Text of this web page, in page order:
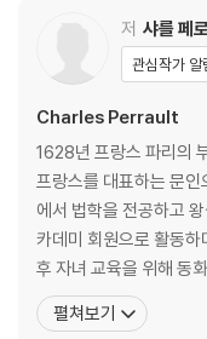
계적으로 정리하여, 총 48
한국어를 일체 제외하고,
스트를 더욱 생동감 있게
로 이용할 수 있는 전자책
추가로 다락원 홈페이지
파일, RC 퀴즈, LC 퀴즈,
있다. 읽는 재미를 더하기
한 Happy Readers 시리
함께 들으면 더욱 몰입하
저 샤를 페로
관심작가 알
Charles Perrault
1628년 프랑스 파리의
프랑스를 대표하는 문인
에서 법학을 전공하고
카데미 회원으로 활동하
후 자녀 교육을 위해 동
되어 오던 이야기들을 바
고양이」 등의 작품들이 수록
펼쳐보기